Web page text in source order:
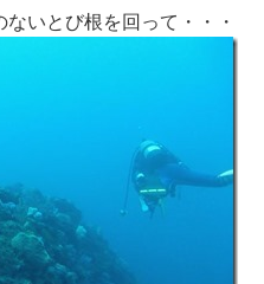
いとび根を回って・・・